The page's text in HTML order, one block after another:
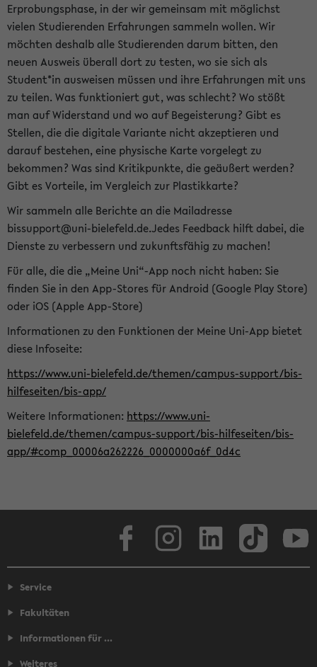
Erprobungsphase, in der wir gemeinsam mit möglichst
vielen Studierenden Erfahrungen sammeln wollen. Wir
möchten deshalb alle Studierenden darum bitten, den
neuen Ausweis überall dort zu testen, wo sie sich als
Student*in ausweisen müssen und ihre Erfahrungen mit uns
zu teilen. Was funktioniert gut, was schlecht? Wo stößt
man auf Widerstand und wo auf Begeisterung? Gibt es
Stellen, die die digitale Variante nicht akzeptieren und
darauf bestehen, eine physische Karte vorgelegt zu
bekommen? Was sind Kritikpunkte, die geäußert werden?
Gibt es Vorteile, im Vergleich zur Plastikkarte?
Wir sammeln alle Berichte an die Mailadresse
bissupport@uni-bielefeld.de.Jedes Feedback hilft dabei, die
Dienste zu verbessern und zukunftsfähig zu machen!
Für alle, die die „Meine Uni“-App noch nicht haben: Sie
finden Sie in den App-Stores für Android (Google Play Store)
oder iOS (Apple App-Store)
Informationen zu den Funktionen der Meine Uni-App bietet
diese Infoseite:
https://www.uni-bielefeld.de/themen/campus-support/bis-
hilfeseiten/bis-app/
Weitere Informationen: https://www.uni-
bielefeld.de/themen/campus-support/bis-hilfeseiten/bis-
app/#comp_00006a262226_0000000a6f_0d4c
Service
Fakultäten
Informationen für ...
Weiteres